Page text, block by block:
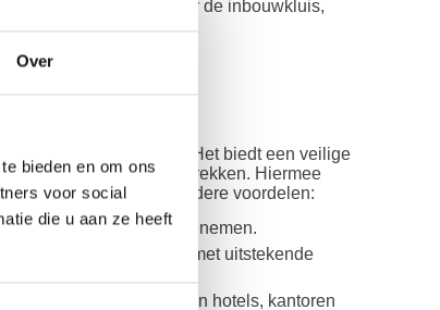
Over
bieden en om ons
voor social
die u aan ze heeft
onopvallende plek voor de inbouwkluis,
of kantoor te plaatsen. Het biedt een veilige
van inbrekers kan trekken. Hiermee
is, biedt het ook nog andere voordelen:
deze niet kunnen meenemen.
elegante ontwerpen, met uitstekende
worden veel gebruikt in hotels, kantoren